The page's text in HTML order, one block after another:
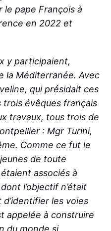
pape François à
en 2022 et
y participaient,
la Méditerranée. Avec
qui présidait ces
évêques français
travaux, tous trois de
: Mgr Turini,
Comme ce fut le
de toute
associés à
l’objectif n’était
d’identifier les voies
appelée à construire
du monde si